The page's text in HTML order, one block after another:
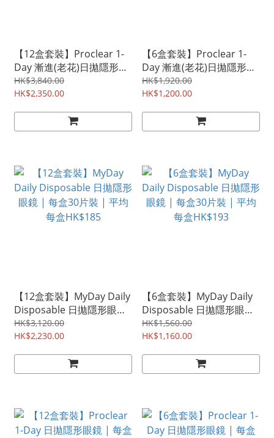
【12盒套裝】Proclear 1-
Day 漸進(老花)日拋隱形眼
鏡 | 每盒30片裝 | 平均每
盒HK$195
HK$3,840.00
HK$2,350.00
【6盒套裝】Proclear 1-
Day 漸進(老花)日拋隱形眼
鏡 | 每盒30片裝 | 平均每
盒HK$200
HK$1,920.00
HK$1,200.00
【12盒套裝】MyDay Daily
Disposable 日拋隱形眼鏡
| 每盒30片裝 | 平均每盒
HK$185
HK$3,120.00
HK$2,230.00
【6盒套裝】MyDay Daily
Disposable 日拋隱形眼鏡
| 每盒30片裝 | 平均每盒
HK$193
HK$1,560.00
HK$1,160.00